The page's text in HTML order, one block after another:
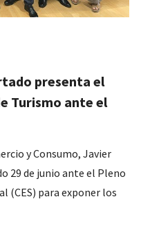
presenta el
Turismo ante el
y Consumo, Javier
29 de junio ante el Pleno
(CES) para exponer los